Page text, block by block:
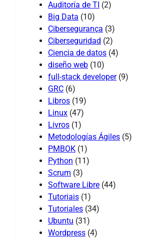
Auditoría de TI (2)
Big Data (10)
Cibersegurança (3)
Ciberseguridad (2)
Ciencia de datos (4)
diseño web (10)
full-stack developer(9)
GRC (6)
Libros (19)
Linux (47)
Livros (1)
Metodologías Ágiles (5)
PMBOK (1)
Python (11)
Scrum (3)
Software Libre (44)
Tutoriais (1)
Tutoriales (34)
Ubuntu (31)
Wordpress (4)